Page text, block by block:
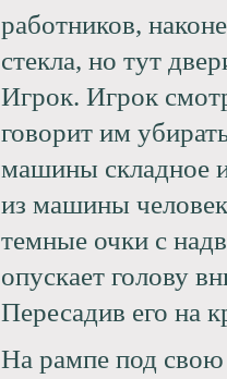
работников,
стекла, но тут
Игрок. Игрок
говорит им
машины складное
из машины
темные очки с
опускает голову
Пересадив его на
На рампе под